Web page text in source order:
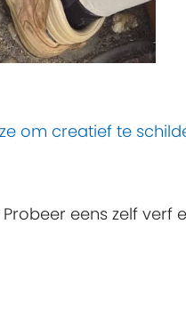
om creatief te
eens zelf verf